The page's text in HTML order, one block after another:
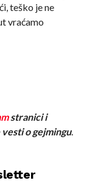
teško je ne
vraćamo
stranici i
o gejmingu.